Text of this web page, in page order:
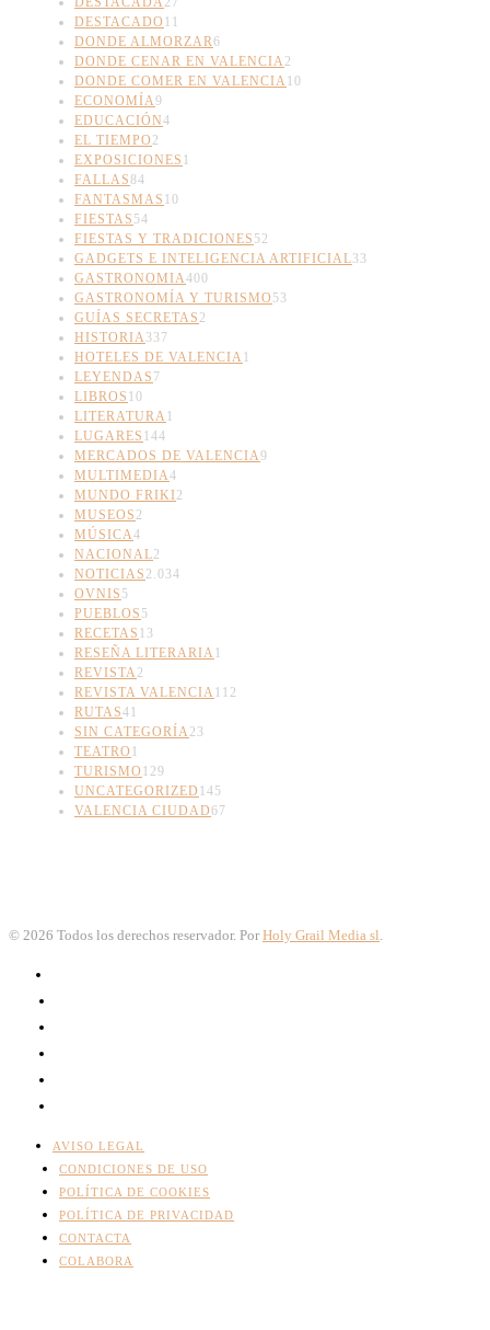
DESTACADO 11
DONDE ALMORZAR6
DONDE CENAR EN VALENCIA 2
DONDE COMER EN VALENCIA 10
ECONOMÍA9
EDUCACIÓN4
EL TIEMPO 2
EXPOSICIONES 1
FALLAS84
FANTASMAS 10
FIESTAS 54
FIESTAS Y TRADICIONES 52
GADGETS E INTELIGENCIA ARTIFICIAL33
GASTRONOMIA400
GASTRONOMÍA Y TURISMO 53
GUÍAS SECRETAS 2
HISTORIA 337
HOTELES DE VALENCIA 1
LEYENDAS 7
LIBROS 10
LITERATURA 1
LUGARES 144
MERCADOS DE VALENCIA9
MULTIMEDIA4
MUNDO FRIKI2
MUSEOS 2
MÚSICA4
NACIONAL2
NOTICIAS 2.034
OVNIS 5
PUEBLOS 5
RECETAS 13
RESEÑA LITERARIA 1
REVISTA 2
REVISTA VALENCIA 112
RUTAS41
SIN CATEGORÍA 23
TEATRO 1
TURISMO 129
UNCATEGORIZED 145
VALENCIA CIUDAD67
© 2026 Todos los derechos reservador. Por Holy Grail Media sl
AVISO LEGAL
CONDICIONES DE USO
POLÍTICA DE COOKIES
POLÍTICA DE PRIVACIDAD
CONTACTA
COLABORA